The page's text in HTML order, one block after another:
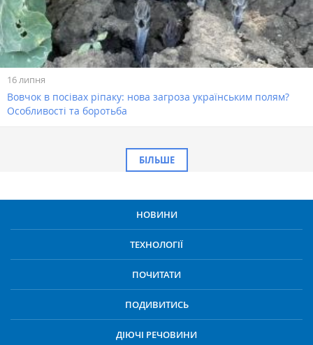
16 липня
Вовчок в посівах ріпаку: нова загроза українським полям?
Особливості та боротьба
БІЛЬШЕ
НОВИНИ
ТЕХНОЛОГІЇ
ПОЧИТАТИ
ПОДИВИТИСЬ
ДІЮЧІ РЕЧОВИНИ